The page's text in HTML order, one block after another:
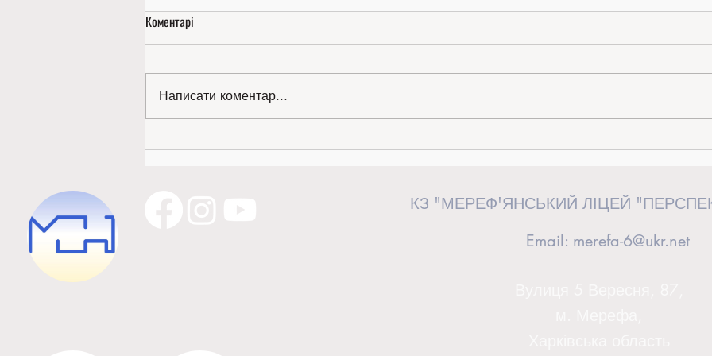
Золото міжнародної виставки —
«Від ідеї до дії»: керівниця загону
Львові
Коментарі
Написати коментар...
КЗ "МЕРЕФ'ЯНСЬКИЙ ЛІЦЕЙ
Email: merefa-6@ukr.net